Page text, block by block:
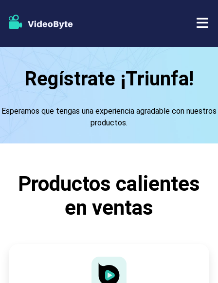
Extractor de BD-DVD
Extractor de DVD
Copia de DVD
Copia Blu-ray
Almacenar
Recursos
Regístrate ¡Triunfa!
Esperamos que tengas una experiencia agradable con nuestros
productos.
Productos calientes
en ventas